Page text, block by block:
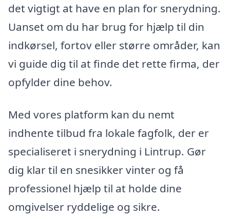
det vigtigt at have en plan for snerydning.
Uanset om du har brug for hjælp til din
indkørsel, fortov eller større områder, kan
vi guide dig til at finde det rette firma, der
opfylder dine behov.
Med vores platform kan du nemt
indhente tilbud fra lokale fagfolk, der er
specialiseret i snerydning i Lintrup. Gør
dig klar til en snesikker vinter og få
professionel hjælp til at holde dine
omgivelser ryddelige og sikre.